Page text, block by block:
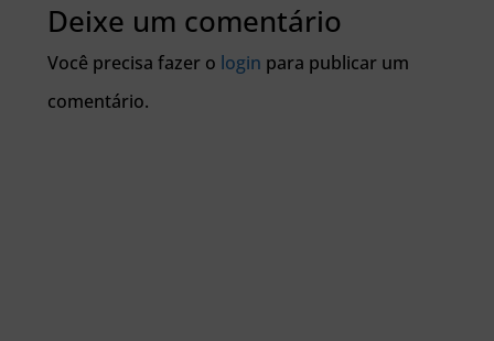
Deixe um comentário
Você precisa fazer o login para publicar um
comentário.